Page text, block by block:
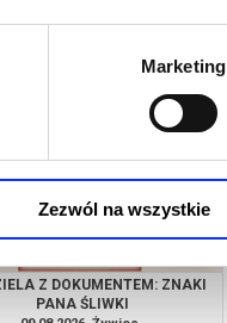
Marketing
Zezwól na wszystkie
kup bilet
Z DOKUMENTEM: ZNAKI
PANA ŚLIWKI